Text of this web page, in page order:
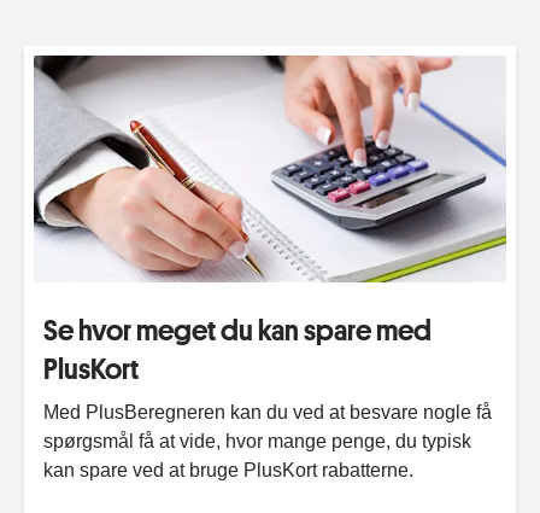
Se hvor meget du kan spare med
PlusKort
Med PlusBeregneren kan du ved at besvare nogle få
spørgsmål få at vide, hvor mange penge, du typisk
kan spare ved at bruge PlusKort rabatterne.